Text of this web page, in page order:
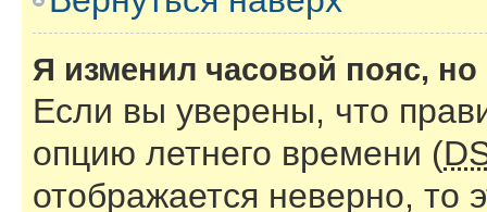
Я изменил часовой пояс,
Если вы уверены, что
опцию летнего времени (
отображается неверно, то